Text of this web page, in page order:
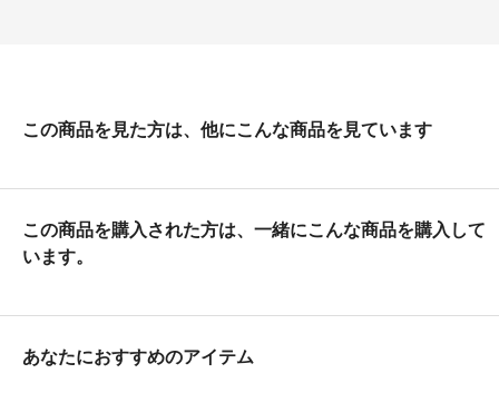
この商品を見た方は、他にこんな商品を見ています
この商品を購入された方は、一緒にこんな商品を購入して
います。
あなたにおすすめのアイテム